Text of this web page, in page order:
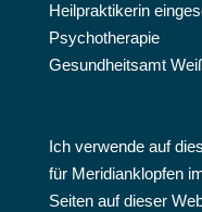
Heilpraktikerin
Psychotherapie
Gesundheitsamt
Ich verwende auf
für Meridianklopfen
Seiten auf dieser